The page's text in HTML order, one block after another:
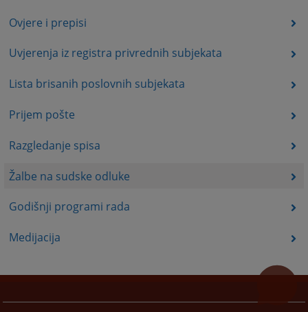
Ovjere i prepisi
Uvjerenja iz registra privrednih subjekata
Lista brisanih poslovnih subjekata
Prijem pošte
Razgledanje spisa
Žalbe na sudske odluke
Godišnji programi rada
Medijacija